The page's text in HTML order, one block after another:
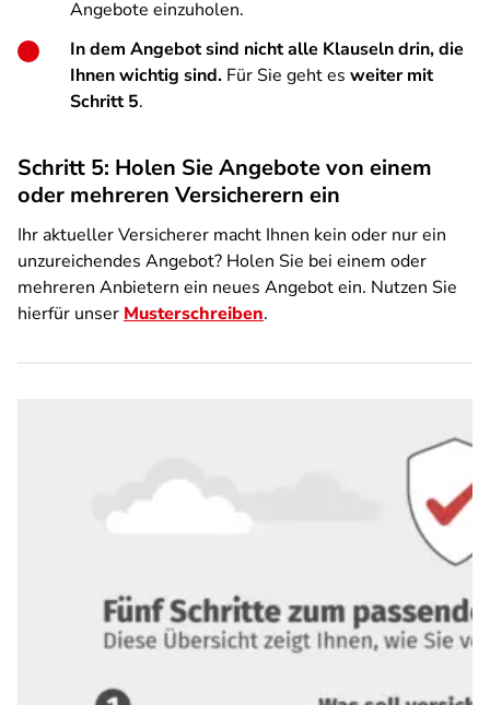
Angebote einzuholen.
In dem Angebot sind nicht alle Klauseln drin, die
Ihnen wichtig sind. Für Sie geht es weiter mit
Schritt 5.
Schritt 5: Holen Sie Angebote von einem
oder mehreren Versicherern ein
Ihr aktueller Versicherer macht Ihnen kein oder nur ein
unzureichendes Angebot? Holen Sie bei einem oder
mehreren Anbietern ein neues Angebot ein. Nutzen Sie
hierfür unser Musterschreiben.